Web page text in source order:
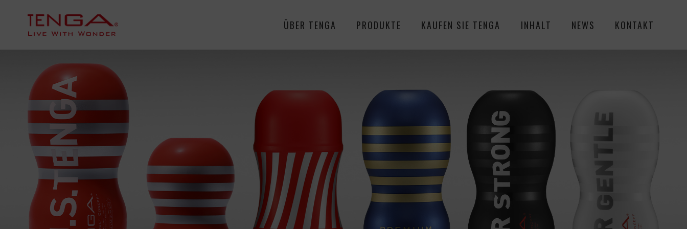
ÜBER TENGA PRODUKTE KAUFEN SIE TENGA INHALT NEWS KONTAKT